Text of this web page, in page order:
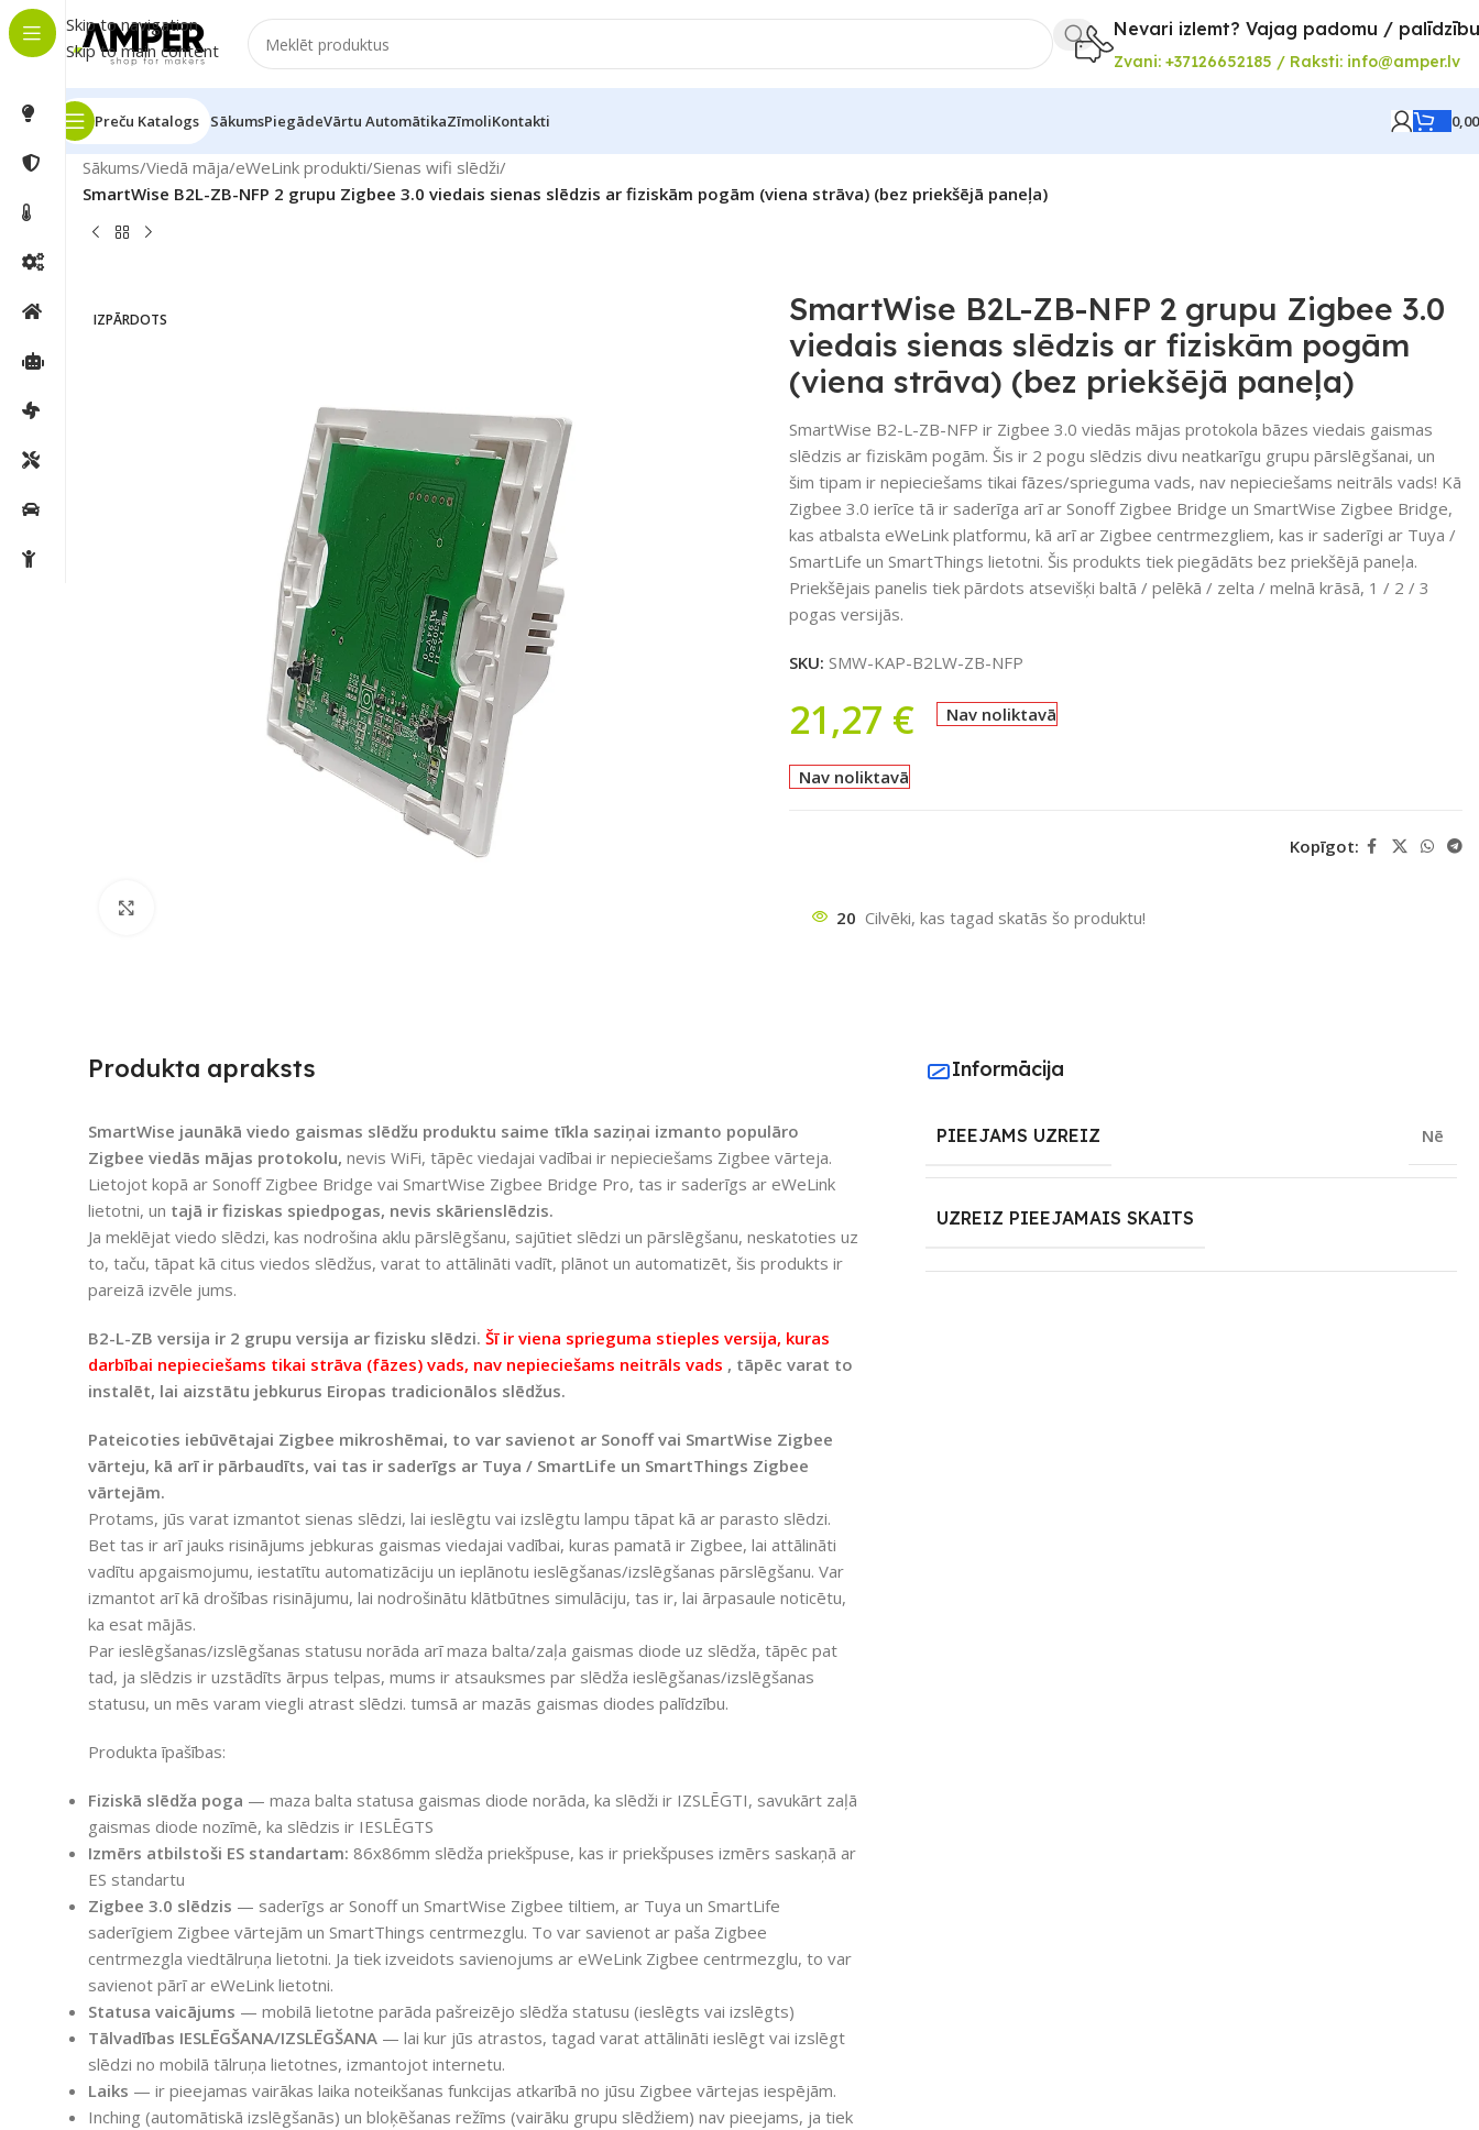
Skip to navigation
Skip to main content
Nevari izlemt? Vajag padomu /
Zvani: +37126652185 / Raksti: info@amper.lv
Preču Katalogs SākumsPiegādeVārtu AutomātikaZīmoliKontakti
Sākums/Viedā māja/eWeLink produkti/Sienas wifi slēdži/
SmartWise B2L-ZB-NFP 2 grupu Zigbee 3.0 viedais sienas slēdzis ar fiziskām pogām (viena strāva) (bez priekšējā paneļa)
IZPĀRDOTS
SmartWise B2L-ZB-NFP 2 grupu Zigbee 3.0
viedais sienas slēdzis ar fiziskām pogām
(viena strāva) (bez priekšējā paneļa)
SmartWise B2-L-ZB-NFP ir Zigbee 3.0 viedās mājas protokola bāzes viedais gaismas
slēdzis ar fiziskām pogām. Šis ir 2 pogu slēdzis divu neatkarīgu grupu pārslēgšanai, un
šim tipam ir nepieciešams tikai fāzes/sprieguma vads, nav nepieciešams neitrāls vads! Kā
Zigbee 3.0 ierīce tā ir saderīga arī ar Sonoff Zigbee Bridge un SmartWise Zigbee Bridge,
kas atbalsta eWeLink platformu, kā arī ar Zigbee centrmezgliem, kas ir saderīgi ar Tuya /
SmartLife un SmartThings lietotni. Šis produkts tiek piegādāts bez priekšējā paneļa.
Priekšējais panelis tiek pārdots atsevišķi baltā / pelēkā / zelta / melnā krāsā, 1 / 2 / 3
pogas versijās.
SKU: SMW-KAP-B2LW-ZB-NFP
21,27 € Nav noliktavā
Nav noliktavā
Kopīgot:
20 Cilvēki, kas tagad skatās šo produktu!
Produkta apraksts
SmartWise jaunākā viedo gaismas slēdžu produktu saime tīkla saziņai izmanto populāro
Zigbee viedās mājas protokolu, nevis WiFi, tāpēc viedajai vadībai ir nepieciešams Zigbee vārteja.
Lietojot kopā ar Sonoff Zigbee Bridge vai SmartWise Zigbee Bridge Pro, tas ir saderīgs ar eWeLink
lietotni, un tajā ir fiziskas spiedpogas, nevis skārienslēdzis.
Ja meklējat viedo slēdzi, kas nodrošina aklu pārslēgšanu, sajūtiet slēdzi un pārslēgšanu, neskatoties uz
to, taču, tāpat kā citus viedos slēdžus, varat to attālināti vadīt, plānot un automatizēt, šis produkts ir
pareizā izvēle jums.
B2-L-ZB versija ir 2 grupu versija ar fizisku slēdzi. Šī ir viena sprieguma stieples versija, kuras
darbībai nepieciešams tikai strāva (fāzes) vads, nav nepieciešams neitrāls vads , tāpēc varat to
instalēt, lai aizstātu jebkurus Eiropas tradicionālos slēdžus.
Pateicoties iebūvētajai Zigbee mikroshēmai, to var savienot ar Sonoff vai SmartWise Zigbee
vārteju, kā arī ir pārbaudīts, vai tas ir saderīgs ar Tuya / SmartLife un SmartThings Zigbee
vārtejām.
Protams, jūs varat izmantot sienas slēdzi, lai ieslēgtu vai izslēgtu lampu tāpat kā ar parasto slēdzi.
Bet tas ir arī jauks risinājums jebkuras gaismas viedajai vadībai, kuras pamatā ir Zigbee, lai attālināti
vadītu apgaismojumu, iestatītu automatizāciju un ieplānotu ieslēgšanas/izslēgšanas pārslēgšanu. Var
izmantot arī kā drošības risinājumu, lai nodrošinātu klātbūtnes simulāciju, tas ir, lai ārpasaule noticētu,
ka esat mājās.
Par ieslēgšanas/izslēgšanas statusu norāda arī maza balta/zaļa gaismas diode uz slēdža, tāpēc pat
tad, ja slēdzis ir uzstādīts ārpus telpas, mums ir atsauksmes par slēdža ieslēgšanas/izslēgšanas
statusu, un mēs varam viegli atrast slēdzi. tumsā ar mazās gaismas diodes palīdzību.
Produkta īpašības:
Fiziskā slēdža poga — maza balta statusa gaismas diode norāda, ka slēdži ir IZSLĒGTI, savukārt zaļā
gaismas diode nozīmē, ka slēdzis ir IESLĒGTS
Izmērs atbilstoši ES standartam: 86x86mm slēdža priekšpuse, kas ir priekšpuses izmērs saskaņā ar
ES standartu
Zigbee 3.0 slēdzis — saderīgs ar Sonoff un SmartWise Zigbee tiltiem, ar Tuya un SmartLife
saderīgiem Zigbee vārtejām un SmartThings centrmezglu. To var savienot ar paša Zigbee
centrmezgla viedtālruņa lietotni. Ja tiek izveidots savienojums ar eWeLink Zigbee centrmezglu, to var
savienot pārī ar eWeLink lietotni.
Statusa vaicājums — mobilā lietotne parāda pašreizējo slēdža statusu (ieslēgts vai izslēgts)
Tālvadības IESLĒGŠANA/IZSLĒGŠANA — lai kur jūs atrastos, tagad varat attālināti ieslēgt vai izslēgt
slēdzi no mobilā tālruņa lietotnes, izmantojot internetu.
Laiks — ir pieejamas vairākas laika noteikšanas funkcijas atkarībā no jūsu Zigbee vārtejas iespējām.
Inching (automātiskā izslēgšanās) un bloķēšanas režīms (vairāku grupu slēdžiem) nav pieejams, ja tiek
Informācija
PIEEJAMS UZREIZ Nē
UZREIZ PIEEJAMAIS SKAITS